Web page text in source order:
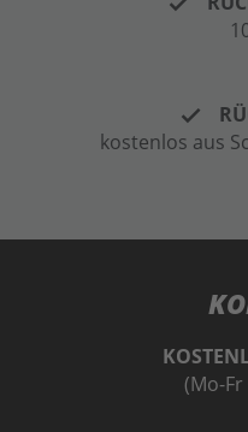
kostenlos aus
(Mo-Fr